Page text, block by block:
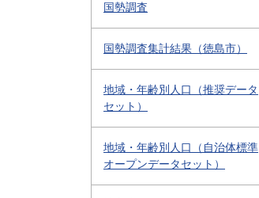
国勢調査
国勢調査集計結果（徳島市）
地域・年齢別人口（推奨データ
セット）
地域・年齢別人口（自治体標準
オープンデータセット）